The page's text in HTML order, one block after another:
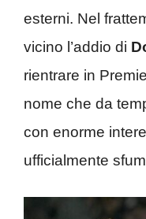
esterni. Nel
vicino l’addio di
rientrare in
nome che da
con enorme
ufficialmente